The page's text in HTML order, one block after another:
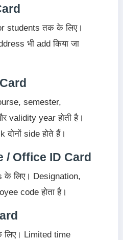
students तक के लिए।
भी add किया जा
semester,
validity year होती है।
side होते हैं।
/ Office ID Card
के लिए। Designation,
code होता है।
Limited time